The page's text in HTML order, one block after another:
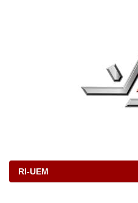
RI-UEM